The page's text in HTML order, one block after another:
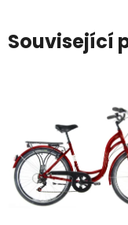
Související